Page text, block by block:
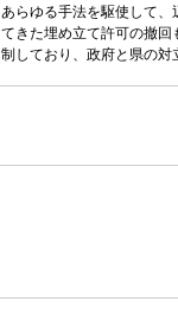
らゆる手法を駆使して
きた埋め立て許可の撤
しており、政府と県の